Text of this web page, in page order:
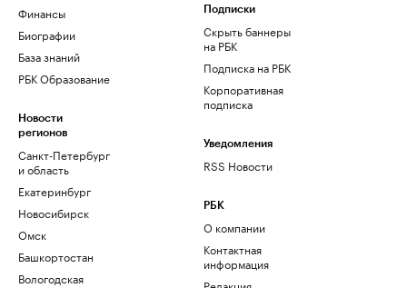
Финансы
Биографии
База знаний
РБК Образование
Новости
регионов
Санкт-Петербург
и область
Екатеринбург
Новосибирск
Омск
Башкортостан
Вологодская
Подписки
Скрыть баннеры
на РБК
Подписка на РБК
Корпоративная
подписка
Уведомления
RSS Новости
РБК
О компании
Контактная
информация